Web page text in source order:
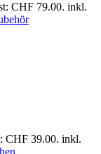
CHF 79.00. inkl.
CHF 39.00. inkl.